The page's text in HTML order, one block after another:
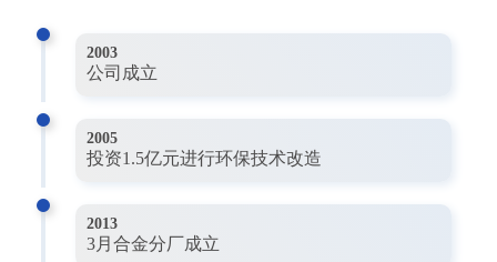
2003
公司成立
2005
投资1.5亿元进行环保技术改造
2013
3月合金分厂成立